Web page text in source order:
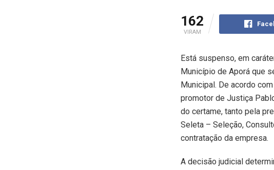
162
VIRAM
Está suspenso, em
Município de Aporá que
Municipal. De acordo
promotor de Justiça
do certame, tanto pela
Seleta – Seleção,
contratação da empresa.
A decisão judicial